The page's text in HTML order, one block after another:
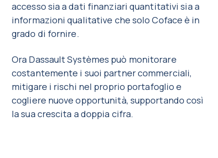
accesso sia a dati finanziari quantitativi sia a
informazioni qualitative che solo Coface è in
grado di fornire.
Ora Dassault Systèmes può monitorare
costantemente i suoi partner commerciali,
mitigare i rischi nel proprio portafoglio e
cogliere nuove opportunità, supportando così
la sua crescita a doppia cifra.